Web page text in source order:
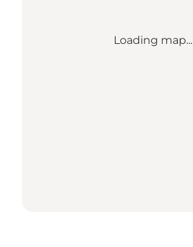
Loading map...